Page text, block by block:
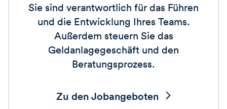
Sie sind verantwortlich für das Führen
und die Entwicklung Ihres Teams.
Außerdem steuern Sie das
Geldanlagegeschäft und den
Beratungsprozess.
Zu den Jobangeboten